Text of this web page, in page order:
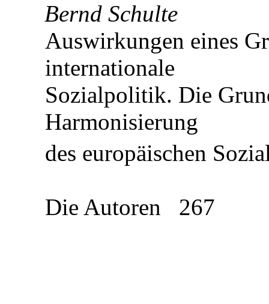
Bernd Schulte
Auswirkungen eines
internationale
Sozialpolitik. Die
Harmonisierung
des europäischen
Die Autoren 267